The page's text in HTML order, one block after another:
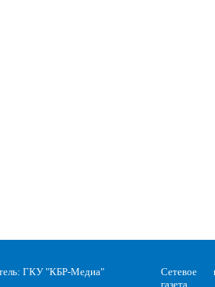
ГКУ "КБР-Медиа"
Сетевое
газета